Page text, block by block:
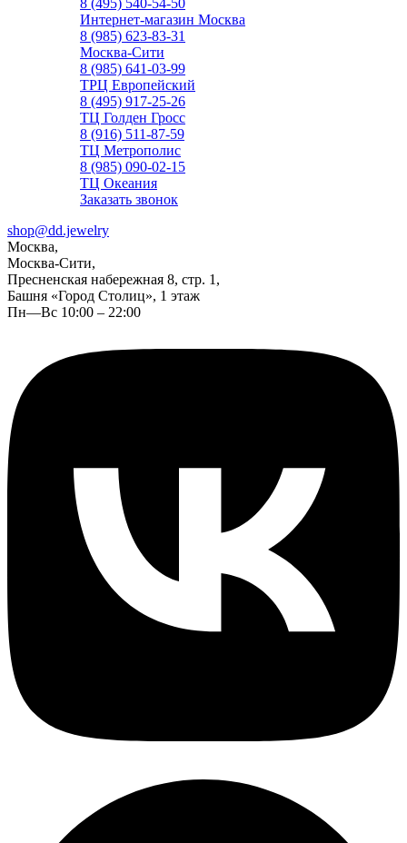
8 (495) 540-54-50
Интернет-магазин Москва
8 (985) 623-83-31
Москва-Сити
8 (985) 641-03-99
ТРЦ Европейский
8 (495) 917-25-26
ТЦ Голден Гросс
8 (916) 511-87-59
ТЦ Метрополис
8 (985) 090-02-15
ТЦ Океания
Заказать звонок
shop@dd.jewelry
Москва,
Москва-Сити,
Пресненская набережная 8, стр. 1,
Башня «Город Столиц», 1 этаж
Пн—Вс 10:00 – 22:00